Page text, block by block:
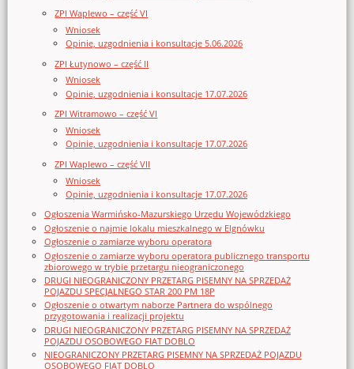
ZPI Waplewo – część VI
Wniosek
Opinie, uzgodnienia i konsultacje 5.06.2026
ZPI Łutynowo – część II
Wniosek
Opinie, uzgodnienia i konsultacje 17.07.2026
ZPI Witramowo – część VI
Wniosek
Opinie, uzgodnienia i konsultacje 17.07.2026
ZPI Waplewo – część VII
Wniosek
Opinie, uzgodnienia i konsultacje 17.07.2026
Ogłoszenia Warmińsko-Mazurskiego Urzędu Wojewódzkiego
Ogłoszenie o najmie lokalu mieszkalnego w Elgnówku
Ogłoszenie o zamiarze wyboru operatora
Ogłoszenie o zamiarze wyboru operatora publicznego transportu
zbiorowego w trybie przetargu nieograniczonego
DRUGI NIEOGRANICZONY PRZETARG PISEMNY NA SPRZEDAŻ
POJAZDU SPECJALNEGO STAR 200 PM 18P
Ogłoszenie o otwartym naborze Partnera do wspólnego
przygotowania i realizacji projektu
DRUGI NIEOGRANICZONY PRZETARG PISEMNY NA SPRZEDAŻ
POJAZDU OSOBOWEGO FIAT DOBLO
NIEOGRANICZONY PRZETARG PISEMNY NA SPRZEDAŻ POJAZDU
OSOBOWEGO FIAT DOBLO